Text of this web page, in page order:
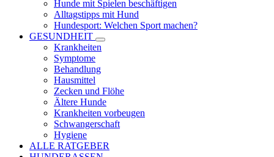
Hunde mit Spielen beschäftigen
Alltagstipps mit Hund
Hundesport: Welchen Sport machen?
GESUNDHEIT
Krankheiten
Symptome
Behandlung
Hausmittel
Zecken und Flöhe
Ältere Hunde
Krankheiten vorbeugen
Schwangerschaft
Hygiene
ALLE RATGEBER